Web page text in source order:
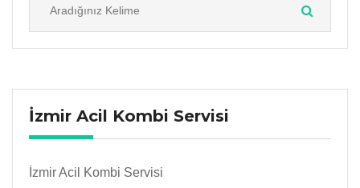
İzmir Acil Kombi Servisi
İzmir Acil Kombi Servisi